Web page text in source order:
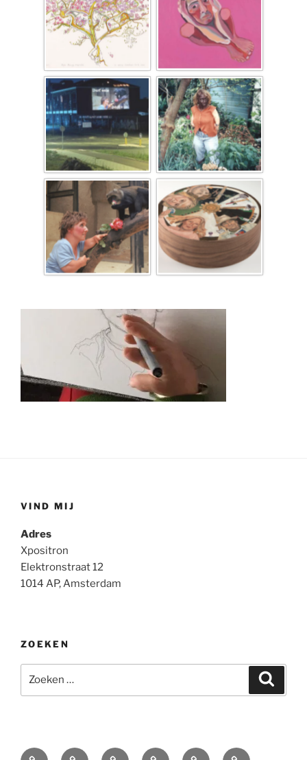
VIND MIJ
Adres
Xpositron
Elektronstraat 12
1014 AP, Amsterdam
ZOEKEN
naar:
Home Portret AutonoomVlinderProjektTentoonstellingen
CV